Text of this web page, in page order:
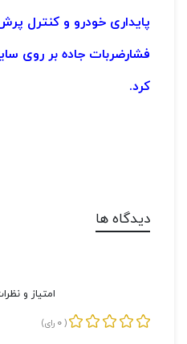
پایداری خودرو و کنترل
فشارضربات جاده بر روی
کرد.
دیدگاه ها
امتیاز و
(
0 رای)